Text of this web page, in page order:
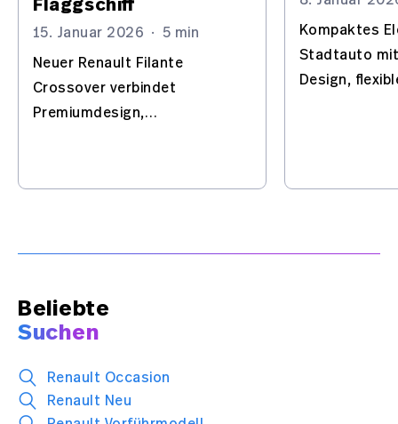
Flaggschiff
15. Januar 2026 · 5 min
Neuer Renault Filante
Crossover verbindet
Premiumdesign,
internationale Märkte.
Kompaktes
Stadtauto
Design,
Beliebte
Suchen
Renault Occasion
Renault Neu